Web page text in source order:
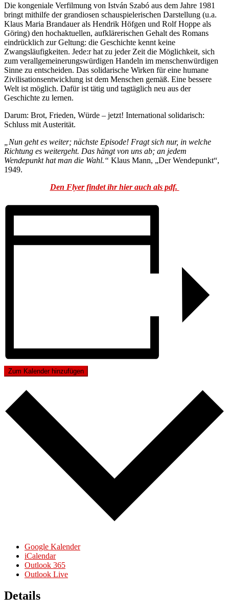
Die kongeniale Verfilmung von István Szabó aus dem Jahre 1981
bringt mithilfe der grandiosen schauspielerischen Darstellung (u.a.
Klaus Maria Brandauer als Hendrik Höfgen und Rolf Hoppe als
Göring) den hochaktuellen, aufklärerischen Gehalt des Romans
eindrücklich zur Geltung: die Geschichte kennt keine
Zwangsläufigkeiten. Jede:r hat zu jeder Zeit die Möglichkeit, sich
zum verallgemeinerungswürdigen Handeln im menschenwürdigen
Sinne zu entscheiden. Das solidarische Wirken für eine humane
Zivilisationsentwicklung ist dem Menschen gemäß. Eine bessere
Welt ist möglich. Dafür ist tätig und tagtäglich neu aus der
Geschichte zu lernen.
Darum: Brot, Frieden, Würde – jetzt! International solidarisch:
Schluss mit Austerität.
„Nun geht es weiter; nächste Episode! Fragt sich nur, in welche
Richtung es weitergeht. Das hängt von uns ab; an jedem
Wendepunkt hat man die Wahl.“ Klaus Mann, „Der Wendepunkt“,
1949.
Den Flyer findet ihr hier auch als pdf.
Zum Kalender hinzufügen
Google Kalender
iCalendar
Outlook 365
Outlook Live
Details